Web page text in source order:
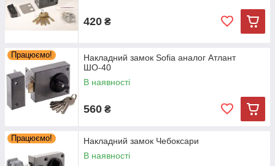
420 ₴
Працюємо!
Накладний замок Sofia аналог Атлант
ШО-40
В наявності
560 ₴
Працюємо!
Накладний замок Чебоксари
В наявності